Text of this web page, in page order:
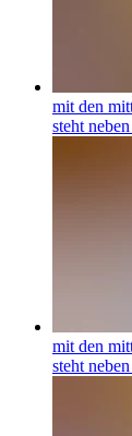
mit den
steht
mit den
steht